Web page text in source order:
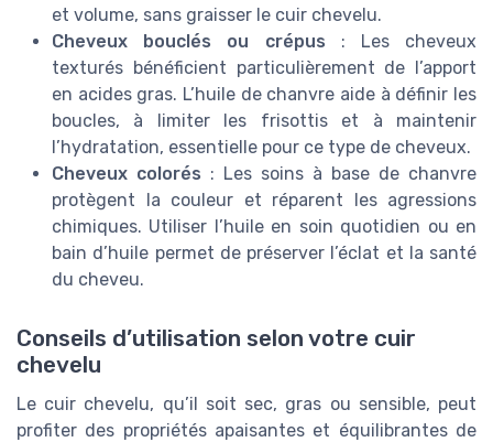
et volume, sans graisser le cuir chevelu.
Cheveux bouclés ou crépus : Les cheveux
texturés bénéficient particulièrement de l’apport
en acides gras. L’huile de chanvre aide à définir les
boucles, à limiter les frisottis et à maintenir
l’hydratation, essentielle pour ce type de cheveux.
Cheveux colorés : Les soins à base de chanvre
protègent la couleur et réparent les agressions
chimiques. Utiliser l’huile en soin quotidien ou en
bain d’huile permet de préserver l’éclat et la santé
du cheveu.
Conseils d’utilisation selon votre cuir
chevelu
Le cuir chevelu, qu’il soit sec, gras ou sensible, peut
profiter des propriétés apaisantes et équilibrantes de